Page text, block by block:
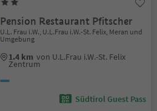
Pension Restaurant Pfitscher
U.L. Frau i.W., U.L.Frau i.W.-St. Felix, Meran und
Umgebung
1.4 km von U.L.Frau i.W.-St. Felix
Zentrum
Südtirol Guest Pass